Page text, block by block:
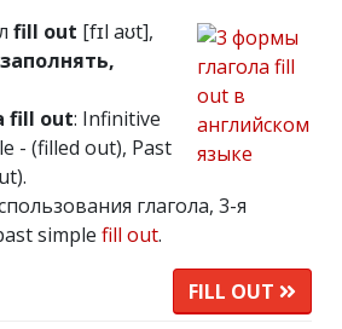
fill out [fɪl aʊt],
заполнять,
fill out: Infinitive
- (filled out), Past
глагола, 3-я
simple fill out.
FILL OUT